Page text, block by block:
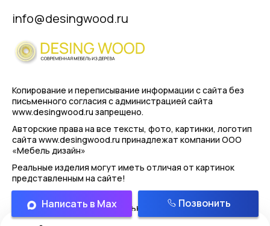
info@desingwood.ru
Копирование и переписывание информации с сайта без
письменного согласия с администрацией сайта
www.desingwood.ru запрещено.
Авторские права на все тексты, фото, картинки, логотип
сайта www.desingwood.ru принадлежат компании ООО
«Мебель дизайн»
Реальные изделия могут иметь отличая от картинок
представленным на сайте!
Политика конфиденциальности
Написать в Max Позвонить